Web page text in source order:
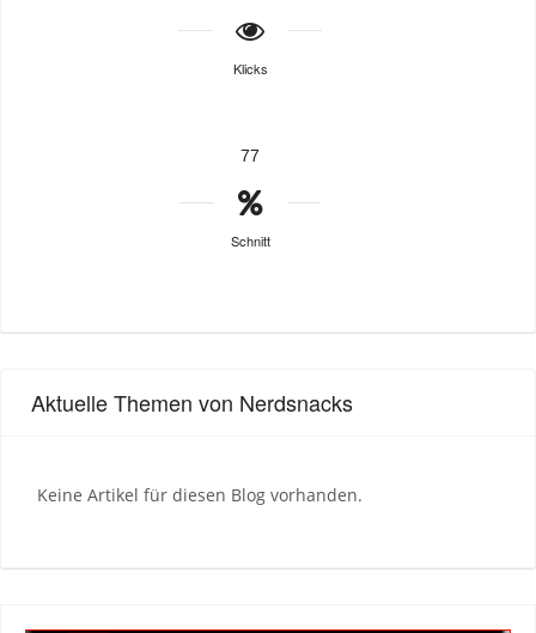
Klicks
77
Schnitt
Aktuelle Themen von Nerdsnacks
Keine Artikel für diesen Blog vorhanden.